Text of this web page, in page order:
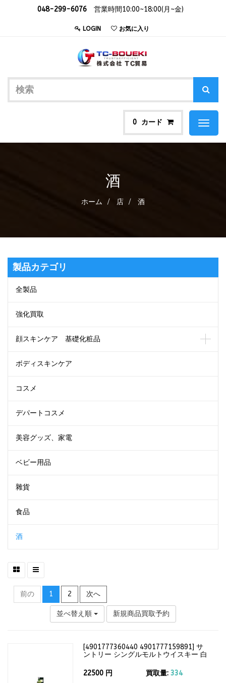
048-299-6076 営業時間10:00~18:00(月~金)
LOGIN お気に入り
0 カード
Toggle
酒
ホーム 店 酒
製品カテゴリ
全製品
強化買取
顔スキンケア 基礎化粧品
ボディスキンケア
コスメ
デパートコスメ
美容グッズ、家電
ベビー用品
雜貨
食品
酒
前の 1 2 次へ
並べ替え順 新規商品買取予約
[4901777360440 4901777159891] サ
ントリー シングルモルトウイスキー 白
22500 円 買取量: 334